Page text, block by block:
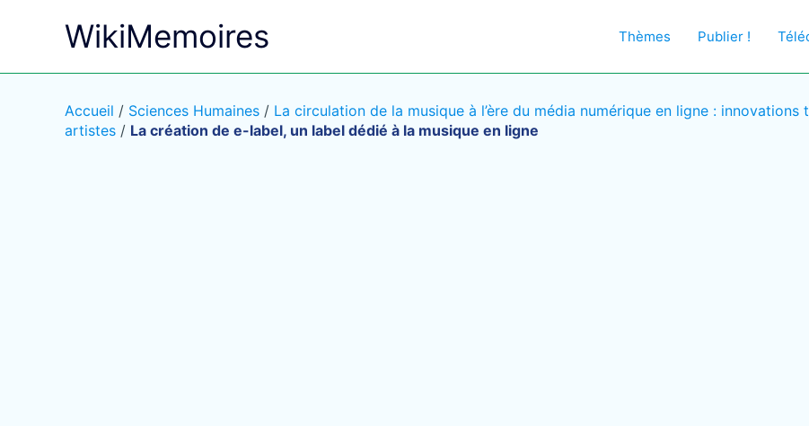
WikiMemoires Thèmes Publier !
Accueil / Sciences Humaines / La circulation de la musique à l’ère du média numérique en ligne :
artistes / La création de e-label, un label dédié à la musique en ligne